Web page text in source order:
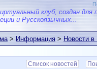
клуб, создан для
и Русскоязычных...
>Информация>Новости
Список новостей